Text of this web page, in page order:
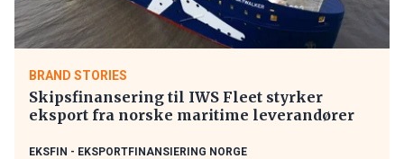
BRAND STORIES
Skipsfinansering til IWS Fleet styrker
eksport fra norske maritime leverandører
EKSFIN - EKSPORTFINANSIERING NORGE